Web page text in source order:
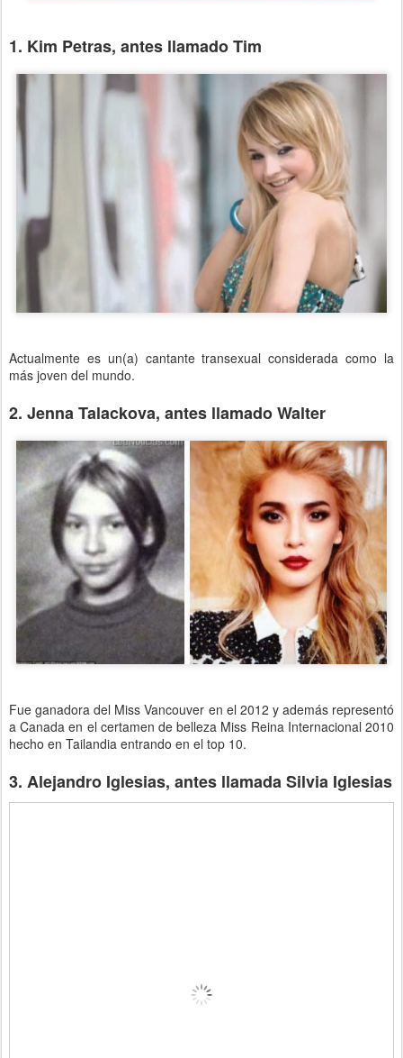
1. Kim Petras, antes llamado Tim
Actualmente es un(a) cantante transexual considerada como la
más joven del mundo.
2. Jenna Talackova, antes llamado Walter
Fue ganadora del Miss Vancouver en el 2012 y además representó
a Canada en el certamen de belleza Miss Reina Internacional 2010
hecho en Tailandia entrando en el top 10.
3. Alejandro Iglesias, antes llamada Silvia Iglesias